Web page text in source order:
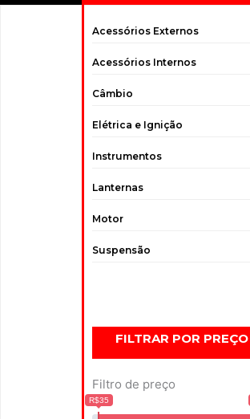
Acessórios Externos
Acessórios Internos
Câmbio
Elétrica e Ignição
Instrumentos
Lanternas
Motor
Suspensão
FILTRAR POR PREÇO
Filtro de preço
R$35